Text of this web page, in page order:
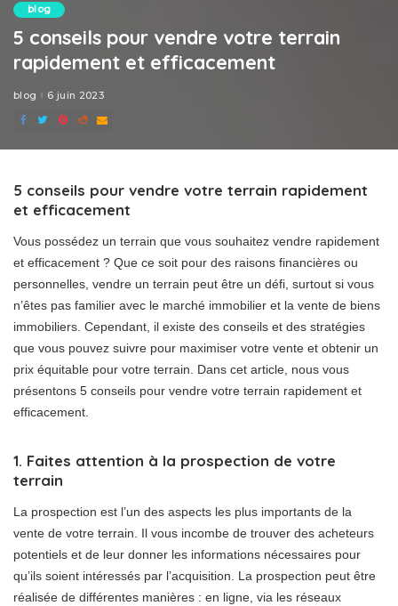
blog
5 conseils pour vendre votre terrain
rapidement et efficacement
blog 6 juin 2023
5 conseils pour vendre votre terrain rapidement
et efficacement
Vous possédez un terrain que vous souhaitez vendre rapidement
et efficacement ? Que ce soit pour des raisons financières ou
personnelles, vendre un terrain peut être un défi, surtout si vous
n’êtes pas familier avec le marché immobilier et la vente de biens
immobiliers. Cependant, il existe des conseils et des stratégies
que vous pouvez suivre pour maximiser votre vente et obtenir un
prix équitable pour votre terrain. Dans cet article, nous vous
présentons 5 conseils pour vendre votre terrain rapidement et
efficacement.
1. Faites attention à la prospection de votre
terrain
La prospection est l’un des aspects les plus importants de la
vente de votre terrain. Il vous incombe de trouver des acheteurs
potentiels et de leur donner les informations nécessaires pour
qu’ils soient intéressés par l’acquisition. La prospection peut être
réalisée de différentes manières : en ligne, via les réseaux